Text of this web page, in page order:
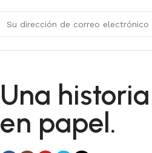
Una historia
en papel.